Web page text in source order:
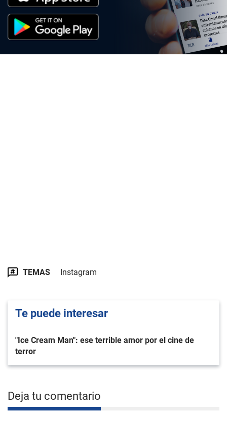
TEMAS Instagram
Te puede interesar
"Ice Cream Man": ese terrible amor por el cine de
terror
Deja tu comentario